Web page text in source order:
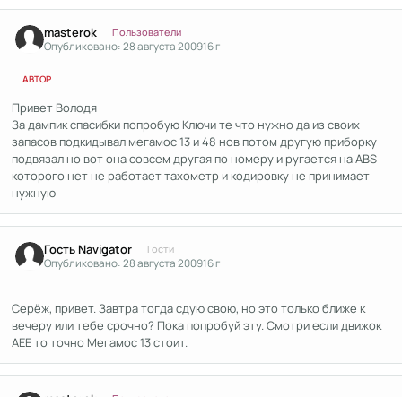
masterok Пользователи
Опубликовано:28 августа 200916 г
АВТОР
Привет Володя
За дампик спасибки попробую Ключи те что нужно да из своих
запасов подкидывал мегамос 13 и 48 нов потом другую приборку
подвязал но вот она совсем другая по номеру и ругается на ABS
которого нет не работает тахометр и кодировку не принимает
нужную
Гость Navigator Гости
Опубликовано:28 августа 200916 г
Серёж, привет. Завтра тогда сдую свою, но это только ближе к
вечеру или тебе срочно? Пока попробуй эту. Смотри если движок
АЕЕ то точно Мегамос 13 стоит.